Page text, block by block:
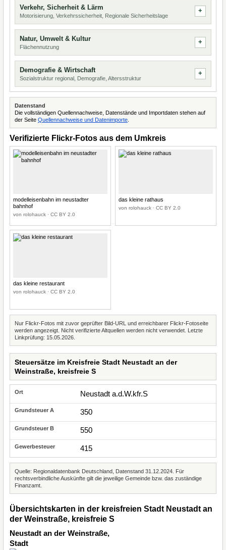
Verkehr, Sicherheit & Lärm
Motorisierung, Verkehrssicherheit, Regionale Sicherheitslage
Natur, Umwelt & Kultur
Flächennutzung
Demografie & Wirtschaft
Sozialstruktur regional, Demografie, Altersstruktur
Datenstand
Die vollständigen Quellennachweise, Datenstände und Importdaten stehen auf
der Seite Quellennachweise und Datenimporte
Verifizierte Flickr-Fotos aus dem Umkreis
modelleisenbahn im neustadter
bahnhof
von rolohauck · CC BY 2.0
das kleine rathaus
von rolohauck · CC BY 2.0
das kleine restaurant
von rolohauck · CC BY 2.0
Nur Flickr-Fotos mit zuvor geprüfter Bild-URL und erreichbarer Flickr-Fotoseite
werden angezeigt. Nicht verifizierte Altquellen werden nicht verwendet. Letzte
Linkprüfung: 15.05.2026.
Steuersätze im Kreisfreie Stadt Neustadt an der
Weinstraße, kreisfreie S
Neustadt a.d.W.kfr.S
350
550
415
Quelle: Regionaldatenbank Deutschland, Datenstand 31.12.2024. Für
rechtsverbindliche Auskünfte gilt die jeweilige Gemeinde bzw. das zuständige
Finanzamt.
Übersichtskarten in der kreisfreien Stadt Neustadt an
der Weinstraße, kreisfreie S
Neustadt an der Weinstraße,
Stadt